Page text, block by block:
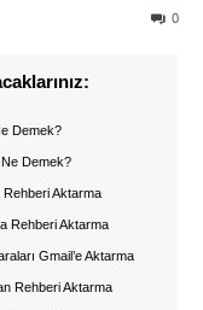
0
Demek?
Demek?
Aktarma
Rehberi Aktarma
Gmail’e Aktarma
Rehberi Aktarma